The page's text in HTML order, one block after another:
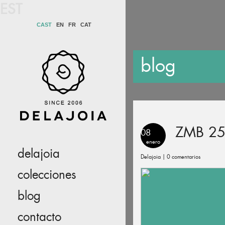
CAST EN FR CAT
delajoia
colecciones
blog
contacto
blog
08
enero ZMB 25
Delajoia | 0 comentarios